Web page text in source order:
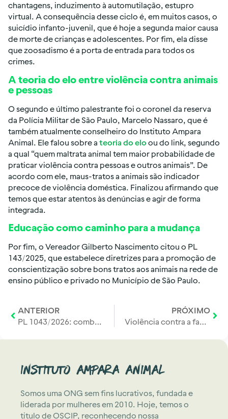
chantagens, induzimento à automutilação, estupro
virtual. A consequência desse ciclo é, em muitos casos, o
suicídio infanto-juvenil, que é hoje a segunda maior causa
de morte de crianças e adolescentes. Por fim, ela disse
que zoosadismo é a porta de entrada para todos os
crimes.
A teoria do elo entre violência contra animais
e pessoas
O segundo e último palestrante foi o coronel da reserva
da Polícia Militar de São Paulo, Marcelo Nassaro, que é
também atualmente conselheiro do Instituto Ampara
Animal. Ele falou sobre a teoria do elo ou do link, segundo
a qual “quem maltrata animal tem maior probabilidade de
praticar violência contra pessoas e outros animais”. De
acordo com ele, maus-tratos a animais são indicador
precoce de violência doméstica. Finalizou afirmando que
temos que estar atentos às denúncias e agir de forma
integrada.
Educação como caminho para a mudança
Por fim, o Vereador Gilberto Nascimento citou o PL
143/2025, que estabelece diretrizes para a promoção de
conscientização sobre bons tratos aos animais na rede de
ensino público e privado no Município de São Paulo.
ANTERIOR
PRÓXIMO
Instituto Ampara Animal
Somos uma ONG sem fins lucrativos, fundada e
liderada por mulheres em 2010. Hoje, temos o
titulo de OSCIP, reconhecendo nossa